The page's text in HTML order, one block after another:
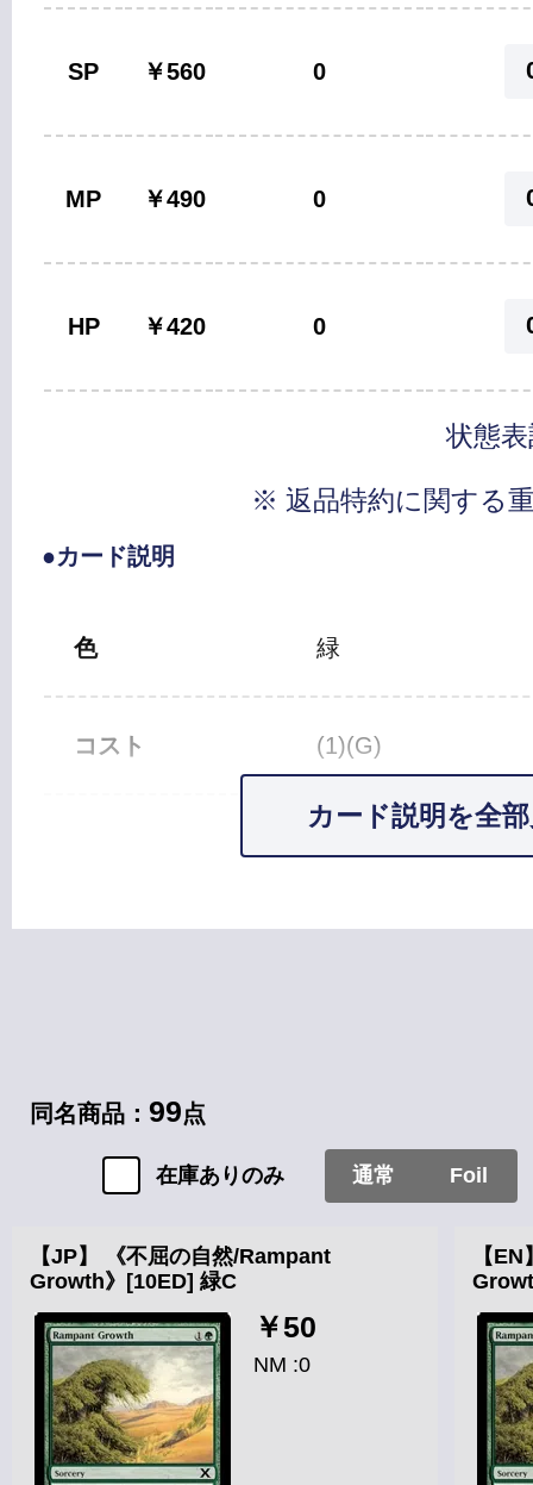
SP ￥560 0
MP ￥490 0
HP ￥420 0
状態
※ 返品特約に関する
●カード説明
色 緑
コスト (1)(G)
カード説明を全
同名商品：99点
在庫ありのみ 通常 Foil
【JP】 《不屈の自然/Rampant
Growth》[10ED] 緑C
￥50
NM :0
【